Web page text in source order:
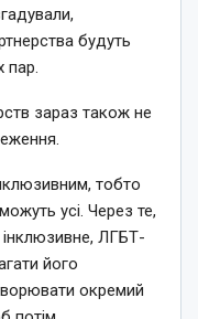
будуть
пар.
зараз також не
тобто
усі. Через те,
ЛГБТ-
його
окремий